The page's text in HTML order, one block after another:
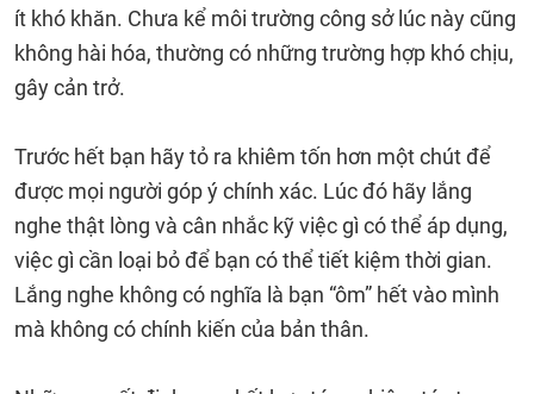
ít khó khăn. Chưa kể môi trường công sở lúc này cũng
không hài hóa, thường có những trường hợp khó chịu,
gây cản trở.
Trước hết bạn hãy tỏ ra khiêm tốn hơn một chút để
được mọi người góp ý chính xác. Lúc đó hãy lắng
nghe thật lòng và cân nhắc kỹ việc gì có thể áp dụng,
việc gì cần loại bỏ để bạn có thể tiết kiệm thời gian.
Lắng nghe không có nghĩa là bạn “ôm” hết vào mình
mà không có chính kiến của bản thân.